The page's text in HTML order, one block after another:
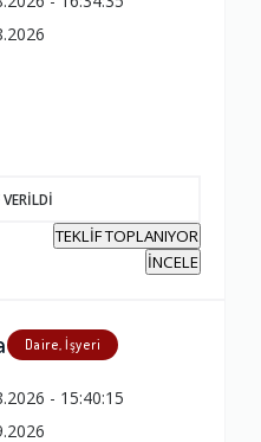
TEKLİF TOPLANIYOR
İNCELE
Daire, İşyeri
- 15:40:15